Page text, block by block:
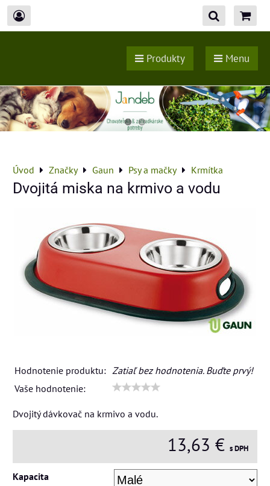
Produkty Menu
Úvod Značky Gaun Psy a mačky Krmítka
Dvojitá miska na krmivo a vodu
Hodnotenie produktu: Zatiaľ bez hodnotenia. Buďte prvý!
Vaše hodnotenie:
Dvojitý dávkovač na krmivo a vodu.
13,63 € s DPH
Kapacita